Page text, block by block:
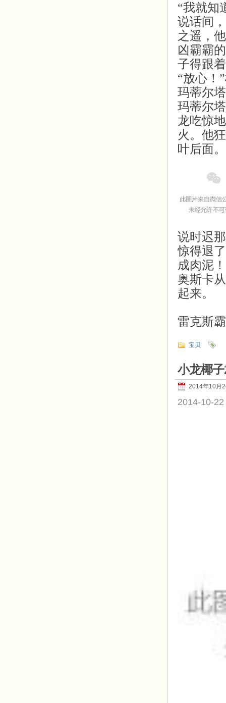
“我就知
说话间
之遥，
凶霸霸
子得跟
“放心！
玛蒂尔
玛蒂尔
龙吃惊
火。他
叶后面。
说时迟
惊得退
成肉泥
奥斯卡
起来。
雷克斯
宝贝
小龙椰子
2014年10月
2014-10-22